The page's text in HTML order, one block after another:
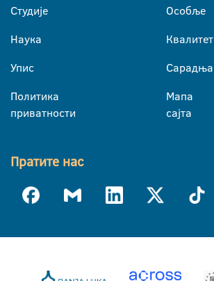
Студије
Наука
Упис
Политика
приватности
Особље
Квалитет
Сарадња
Мапа
сајта
Пратите нас